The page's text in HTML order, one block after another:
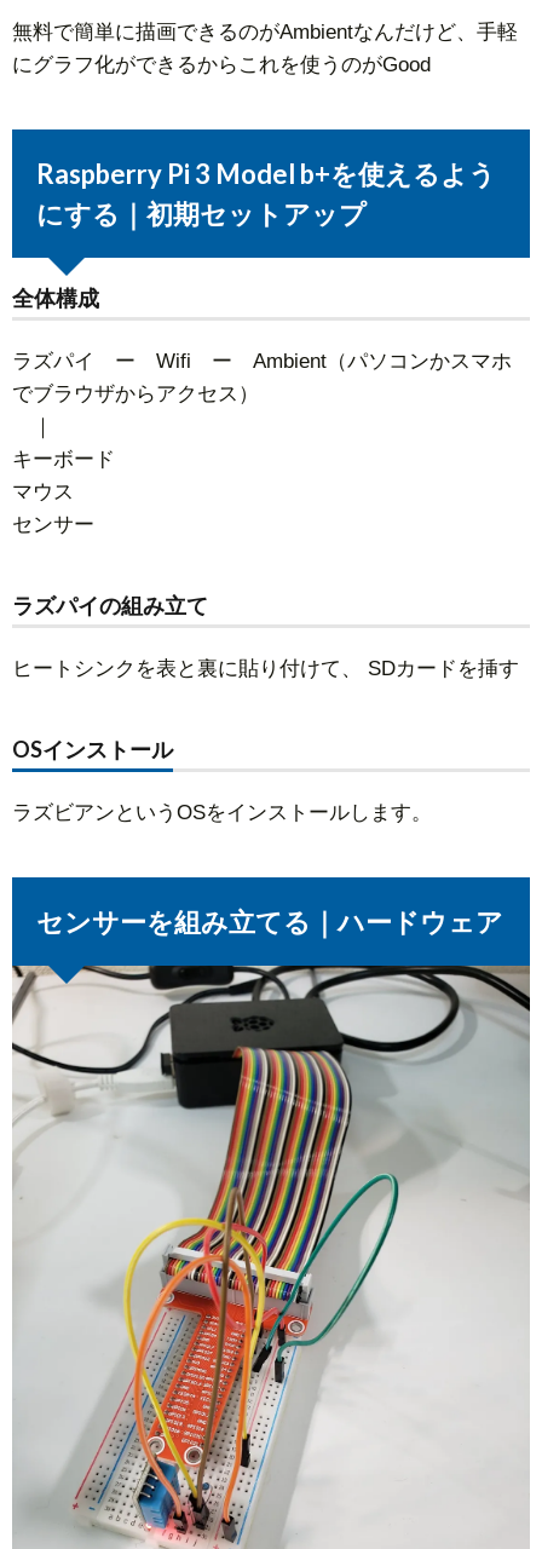
無料で簡単に描画できるのがAmbientなんだけど、手軽
にグラフ化ができるからこれを使うのがGood
Raspberry Pi 3 Model b+を使えるよう
にする｜初期セットアップ
全体構成
ラズパイ ー Wifi ー Ambient（パソコンかスマホ
でブラウザからアクセス）
｜
キーボード
マウス
センサー
ラズパイの組み立て
ヒートシンクを表と裏に貼り付けて、 SDカードを挿す
OSインストール
ラズビアンというOSをインストールします。
センサーを組み立てる｜ハードウェア